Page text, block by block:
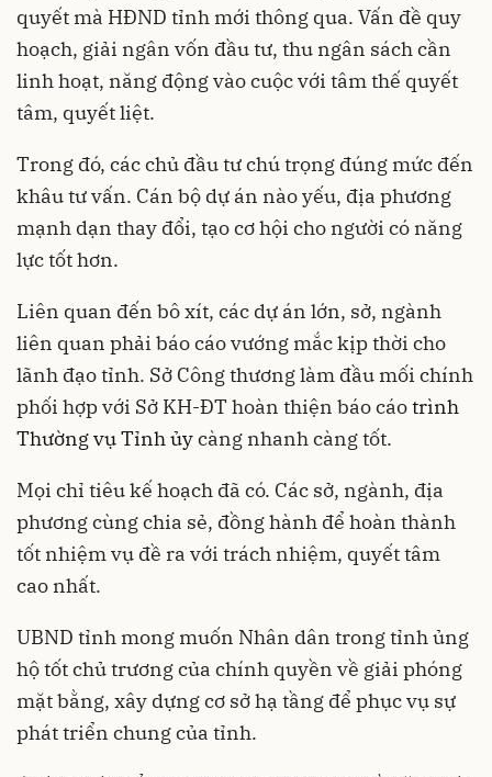
quyết mà HĐND tỉnh mới thông qua. Vấn đề quy
hoạch, giải ngân vốn đầu tư, thu ngân sách cần
linh hoạt, năng động vào cuộc với tâm thế quyết
tâm, quyết liệt.
Trong đó, các chủ đầu tư chú trọng đúng mức đến
khâu tư vấn. Cán bộ dự án nào yếu, địa phương
mạnh dạn thay đổi, tạo cơ hội cho người có năng
lực tốt hơn.
Liên quan đến bô xít, các dự án lớn, sở, ngành
liên quan phải báo cáo vướng mắc kịp thời cho
lãnh đạo tỉnh. Sở Công thương làm đầu mối chính
phối hợp với Sở KH-ĐT hoàn thiện báo cáotrình
Thường vụ Tỉnh ủycàng nhanh càng tốt.
Mọi chỉ tiêu kế hoạch đã có. Các sở, ngành, địa
phương cùng chia sẻ, đồng hành để hoàn thành
tốt nhiệm vụ đề ra với trách nhiệm, quyết tâm
cao nhất.
UBND tỉnh mong muốn Nhân dân trong tỉnh ủng
hộ tốt chủ trương của chính quyền về giải phóng
mặt bằng, xây dựng cơ sở hạ tầng để phục vụ sự
phát triển chung của tỉnh.